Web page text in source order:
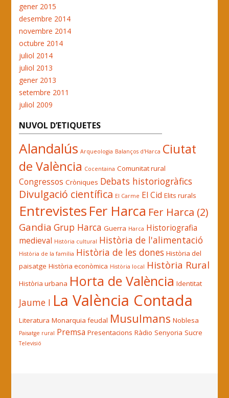
gener 2015
desembre 2014
novembre 2014
octubre 2014
juliol 2014
juliol 2013
gener 2013
setembre 2011
juliol 2009
NUVOL D’ETIQUETES
Alandalús Arqueologia Balanços d'Harca Ciutat
de València Cocentaina Comunitat rural
Congressos Cròniques Debats historiogràfics
Divulgació científica El Carme El Cid Elits rurals
Entrevistes Fer Harca Fer Harca (2)
Gandia Grup Harca Guerra Harca Historiografia
medieval Història cultural Història de l'alimentació
Història de la família Història de les dones Història del
paisatge Història econòmica Història local Història Rural
Història urbana Horta de València Identitat
Jaume I La València Contada
Literatura Monarquia feudal Musulmans Noblesa
Paisatge rural Premsa Presentacions Ràdio Senyoria Sucre
Televisió